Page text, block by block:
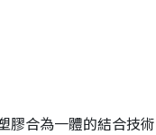
膠合為一體的結合技術